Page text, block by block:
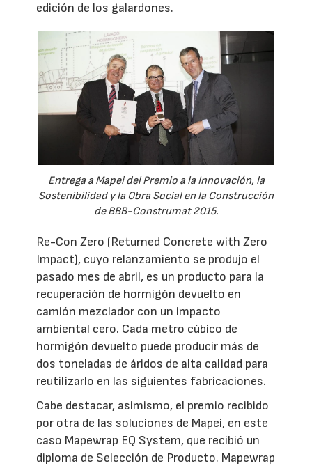
edición de los galardones.
Entrega a Mapei del Premio a la Innovación, la
Sostenibilidad y la Obra Social en la Construcción
de BBB-Construmat 2015.
Re-Con Zero (Returned Concrete with Zero
Impact), cuyo relanzamiento se produjo el
pasado mes de abril, es un producto para la
recuperación de hormigón devuelto en
camión mezclador con un impacto
ambiental cero. Cada metro cúbico de
hormigón devuelto puede producir más de
dos toneladas de áridos de alta calidad para
reutilizarlo en las siguientes fabricaciones.
Cabe destacar, asimismo, el premio recibido
por otra de las soluciones de Mapei, en este
caso Mapewrap EQ System, que recibió un
diploma de Selección de Producto. Mapewrap